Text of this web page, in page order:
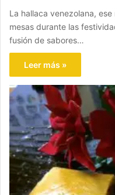
La hallaca venezolana,
mesas durante las
fusión de sabores…
Leer más »